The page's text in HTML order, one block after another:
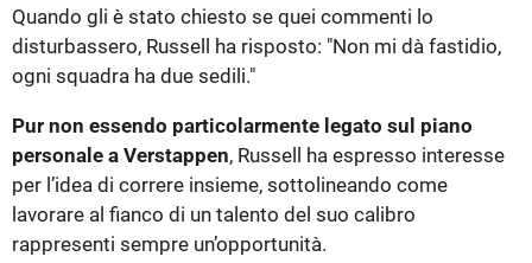
Quando gli è stato chiesto se quei commenti lo
disturbassero, Russell ha risposto: "Non mi dà fastidio,
ogni squadra ha due sedili."
Pur non essendo particolarmente legato sul piano
personale a Verstappen, Russell ha espresso interesse
per l’idea di correre insieme, sottolineando come
lavorare al fianco di un talento del suo calibro
rappresenti sempre un’opportunità.